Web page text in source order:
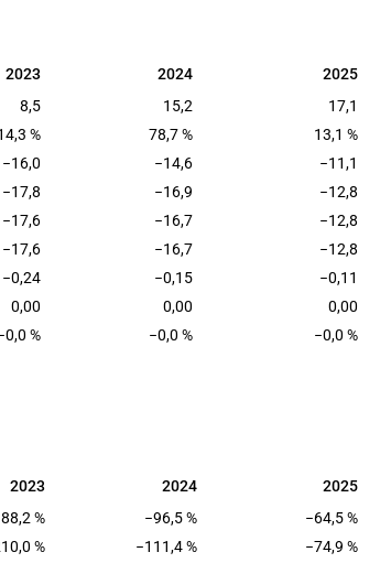
2023 2024 2025
2023 2024
2025
8,5 15,2
17,1
% 78,7 %
13,1 %
−16,0 −14,6
−11,1
−17,8 −16,9
−12,8
−17,6 −16,7
−12,8
−17,6 −16,7
−12,8
−0,24 −0,15
−0,11
0,00 0,00
0,00
% −0,0 % −0,0 %
2023 2024 2025
2023 2024
2025
% −96,5 %
−64,5 %
% −111,4 %
−74,9 %